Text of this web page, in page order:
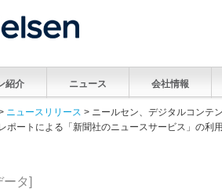
紹介 ニュース 会社情報
ニュースリリース > ニールセン、デジタルコンテ
ポートによる「新聞社のニュースサービス」の利
ータ]